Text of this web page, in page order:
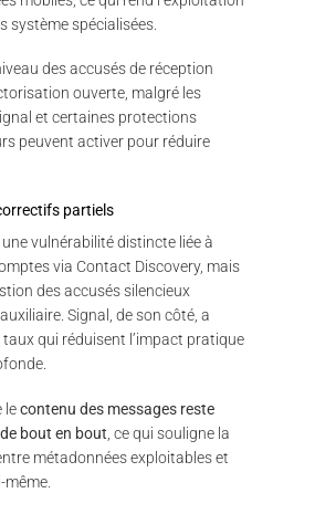
système spécialisées.
des accusés de réception
ouverte, malgré les
et certaines protections
peuvent activer pour réduire
partiels
vulnérabilité distincte liée à
via Contact Discovery, mais
des accusés silencieux
Signal, de son côté, a
qui réduisent l’impact pratique
lecontenu des messages reste
bout en bout , ce qui souligne la
métadonnées exploitables et